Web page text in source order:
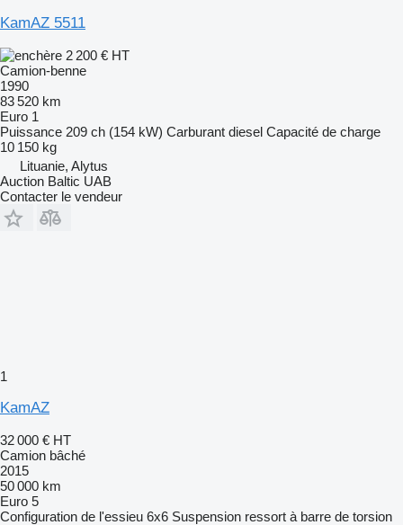
KamAZ 5511
2 200 € HT
Camion-benne
1990
83 520 km
Euro 1
Puissance 209 ch (154 kW) Carburant diesel Capacité de charge
10 150 kg
Lituanie, Alytus
Auction Baltic UAB
Contacter le vendeur
1
KamAZ
32 000 € HT
Camion bâché
2015
50 000 km
Euro 5
Configuration de l'essieu 6x6 Suspension ressort à barre de torsion